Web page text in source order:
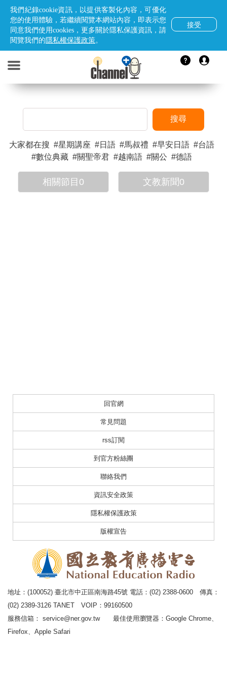
我們紀錄cookie資訊，以提供客製化內容，可優化
您的使用體驗，若繼續閱覽本網站內容，即表示您
同意我們使用cookies，更多關於隱私保護資訊，請
閱覽我們的 隱私權保護政策。
接受
搜尋
#星期講座 #日語 #馬叔禮 #早安日語 #台語
#數位典藏 #關聖帝君 #越南語 #關公 #德語
相關節目 0 文教新聞0
回官網
常見問題
rss訂閱
到官方粉絲團
聯絡我們
資訊安全政策
隱私權保護政策
版權宣告
地址：(100052) 臺北市中正區南海路45號 電話：(02) 2388-0600 傳真：
(02) 2389-3126 TANET VOIP：99160500
服務信箱： service@ner.gov.tw
最佳使用瀏覽器：Google Chrome、
Firefox、Apple Safari